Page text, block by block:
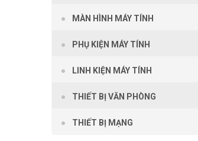
MÀN HÌNH MÁY TÍNH
PHỤ KIỆN MÁY TÍNH
LINH KIỆN MÁY TÍNH
THIẾT BỊ VĂN PHÒNG
THIẾT BỊ MẠNG